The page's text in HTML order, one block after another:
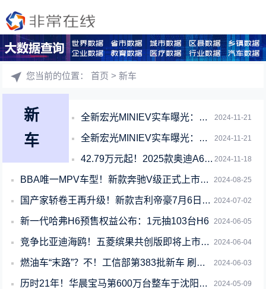
您当前的位置：首页 > 新车
新
车
2024-11-21
全新宏光MINIEV实车曝光：更Q更圆更可爱
2024-11-21
全新宏光MINIEV实车曝光：更Q更圆跟更可爱
2024-11-18
42.79万元起！2025款奥迪A6L正式上市：全系升级骁龙8150处理器
2024-08-25
BBA唯一MPV车型！新款奔驰V级正式上市：起售价49.68万元
2024-07-02
国产家轿卷王再升级！新款吉利帝豪7月6日上市：现款6.99万元起
2024-06-05
新一代哈弗H6预售权益公布：1元抽103台H6
2024-06-04
竞争比亚迪海鸥！五菱缤果共创版即将上市：全系标配直流快充
2024-06-03
燃油车“末路”？不！工信部第383批新车 刷新你的认识
2024-05-09
历时21年！华晨宝马第600万台整车于沈阳工厂下线